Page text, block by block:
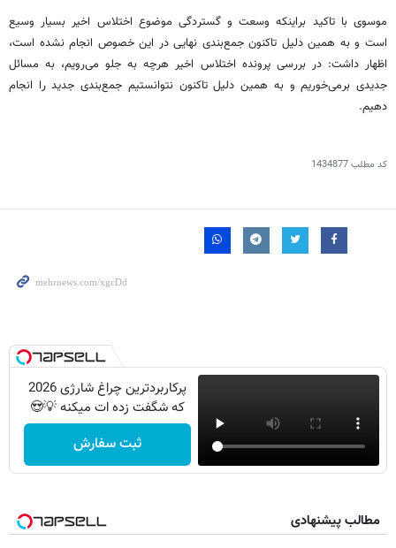
موسوی با تاکید براینکه وسعت و گستردگی موضوع اختلاس اخیر بسیار وسیع
است و به همین دلیل تاکنون جمع‌بندی نهایی در این خصوص انجام نشده است،
اظهار داشت: در بررسی پرونده اختلاس اخیر هرچه به جلو می‌رویم، به مسائل
جدیدی برمی‌خوریم و به همین دلیل تاکنون نتوانستیم جمع‌بندی جدید را انجام
دهیم.
کد مطلب1434877
پرکاربردترین چراغ شارژی 2026
که شگفت زده ات میکنه 💡😍
ثبت سفارش
مطالب پیشنهادی